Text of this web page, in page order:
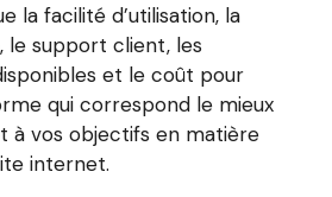
la facilité d’utilisation, la
le support client, les
et le coût pour
qui correspond le mieux
à vos objectifs en matière
internet.